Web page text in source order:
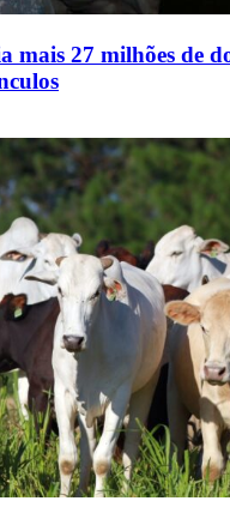
mais 27 milhões de